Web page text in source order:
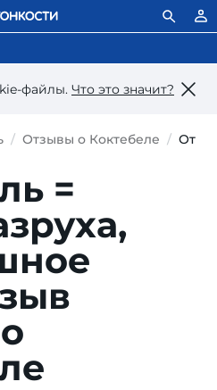
файлы. Что это значит?
Отзывы о Коктебеле
=